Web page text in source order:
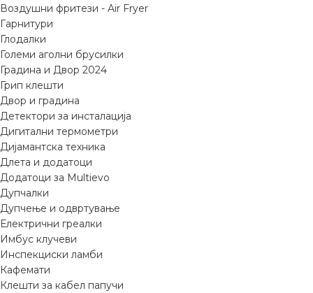
Воздушни фритези - Air Fryer
Гарнитури
Глодалки
Големи аголни брусилки
Градина и Двор 2024
Грип клешти
Двор и градина
Детектори за инсталација
Дигитални термометри
Дијамантска техника
Длета и додатоци
Додатоци за Multievo
Дупчалки
Дупчење и одвртување
Електрични греалки
Имбус клучеви
Инспекциски ламби
Кафемати
Клешти за кабел папучи